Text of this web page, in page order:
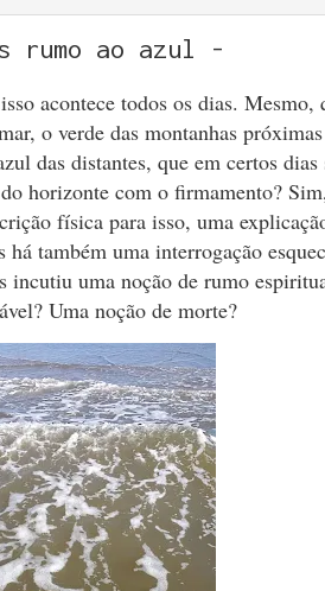
rumo ao azul -
acontece todos os dias. Mesmo,
o verde das montanhas
das distantes, que em certos dias
horizonte com o firmamento?
física para isso, uma
há também uma interrogação
incutiu uma noção de rumo
Uma noção de morte?